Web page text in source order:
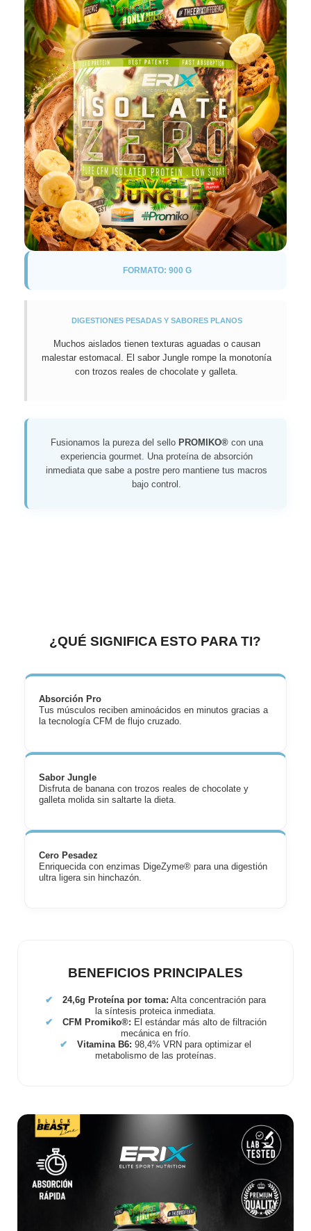
FORMATO: 900 G
DIGESTIONES PESADAS Y SABORES PLANOS
Muchos aislados tienen texturas aguadas o causan
malestar estomacal. El sabor Jungle rompe la monotonía
con trozos reales de chocolate y galleta.
Fusionamos la pureza del sello PROMIKO®con una
experiencia gourmet. Una proteína de absorción
inmediata que sabe a postre pero mantiene tus macros
bajo control.
¿QUÉ SIGNIFICA ESTO PARA TI?
Absorción Pro
Tus músculos reciben aminoácidos en minutos gracias a
la tecnología CFM de flujo cruzado.
Sabor Jungle
Disfruta de banana con trozos reales de chocolate y
galleta molida sin saltarte la dieta.
Cero Pesadez
Enriquecida con enzimas DigeZyme® para una digestión
ultra ligera sin hinchazón.
BENEFICIOS PRINCIPALES
✔ 24,6g Proteína por toma: Alta concentración para
la síntesis proteica inmediata.
✔ CFM Promiko®: El estándar más alto de filtración
mecánica en frío.
✔ Vitamina B6: 98,4% VRN para optimizar el
metabolismo de las proteínas.